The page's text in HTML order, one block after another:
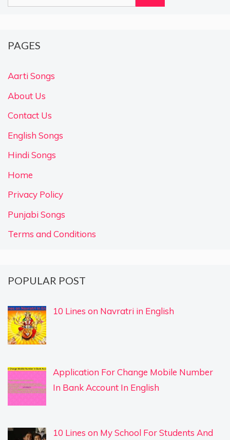
for:
PAGES
Aarti Songs
About Us
Contact Us
English Songs
Hindi Songs
Home
Privacy Policy
Punjabi Songs
Terms and Conditions
POPULAR POST
10 Lines on Navratri in English
Application For Change Mobile Number
In Bank Account In English
10 Lines on My School For Students And